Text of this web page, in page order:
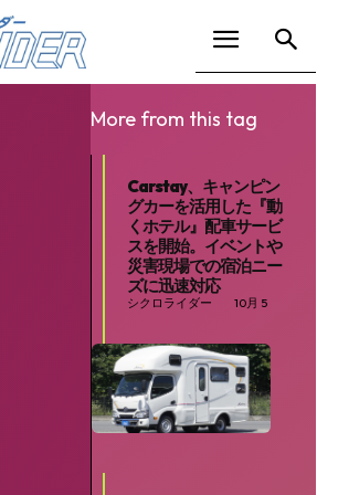
More from this tag
Carstay、キャンピン
グカーを活用した『動
くホテル』配車サービ
スを開始。イベントや
災害現場での宿泊ニー
ズに迅速対応
シクロライダー 10月 5